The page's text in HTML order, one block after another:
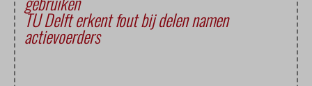
TU Delft erkent fout bij delen namen
actievoerders